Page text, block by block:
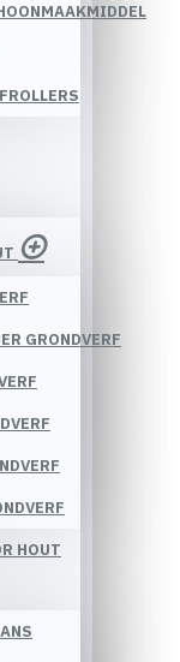
GRONDVERF
HOUT